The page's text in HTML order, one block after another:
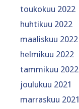
toukokuu 2022
huhtikuu 2022
maaliskuu 2022
helmikuu 2022
tammikuu 2022
joulukuu 2021
marraskuu 2021